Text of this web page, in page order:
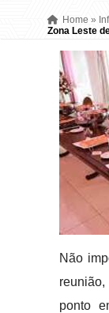
Home »
Zona Leste
Não
ponto